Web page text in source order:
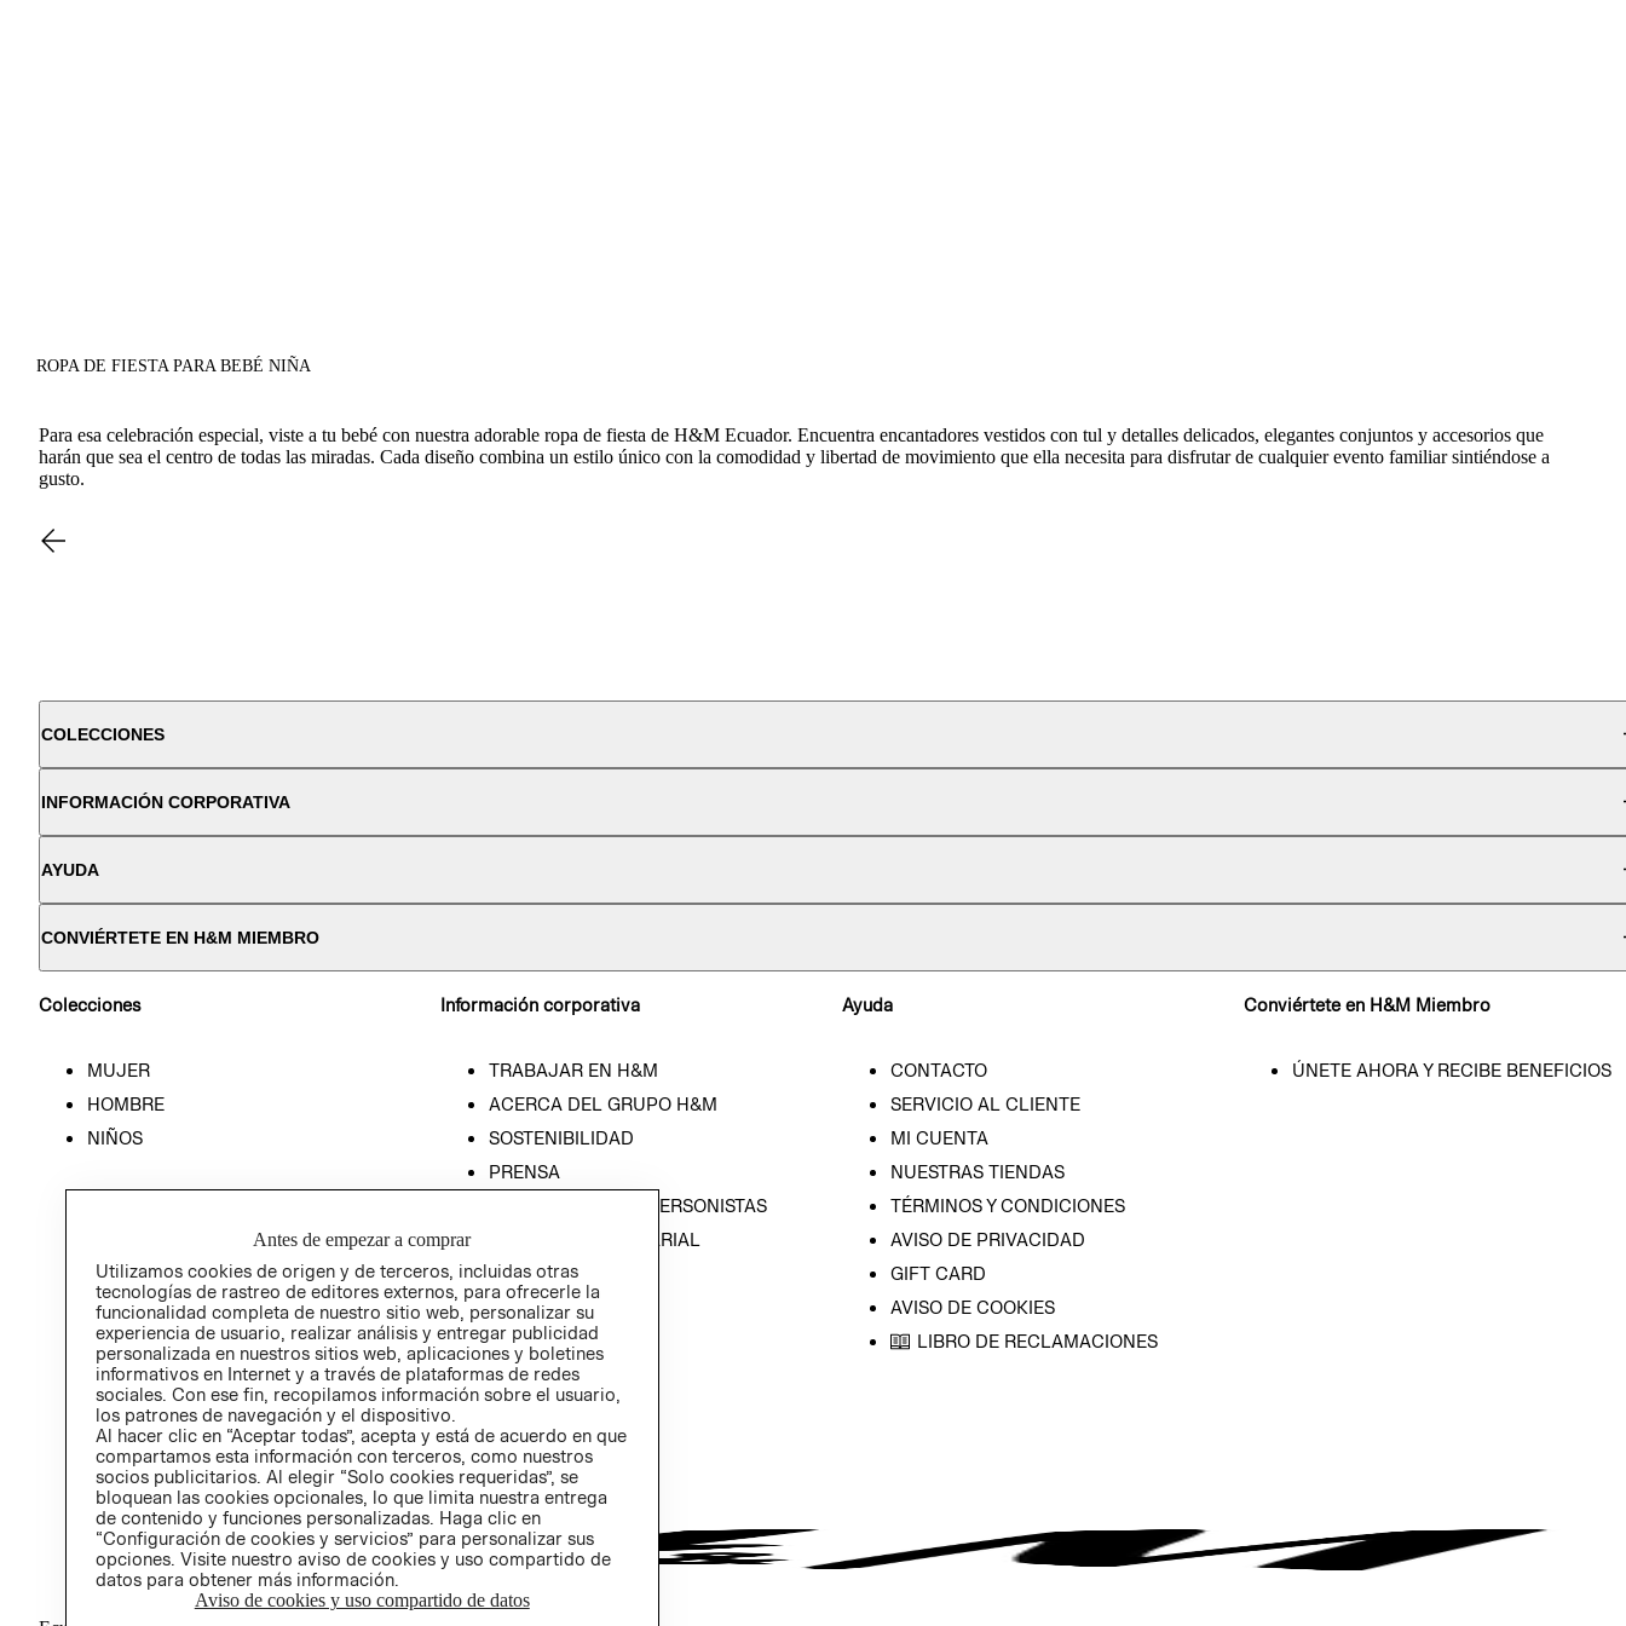
ROPA DE FIESTA PARA BEBÉ NIÑA
Para esa celebración especial, viste a tu bebé con nuestra adorable ropa de fiesta de H&M Ecuador. Encuentra encantadores vestidos con tul y detalles delicados, elegantes conjuntos y accesorios que
harán que sea el centro de todas las miradas. Cada diseño combina un estilo único con la comodidad y libertad de movimiento que ella necesita para disfrutar de cualquier evento familiar sintiéndose a
gusto.
COLECCIONES
INFORMACIÓN CORPORATIVA
AYUDA
CONVIÉRTETE EN H&M MIEMBRO
Colecciones
MUJER
HOMBRE
NIÑOS
Información corporativa
TRABAJAR EN H&M
ACERCA DEL GRUPO H&M
SOSTENIBILIDAD
PRENSA
RELACIÓN CON INVERSONISTAS
POLÍTICA EMPRESARIAL
Ayuda
CONTACTO
SERVICIO AL CLIENTE
MI CUENTA
NUESTRAS TIENDAS
TÉRMINOS Y CONDICIONES
AVISO DE PRIVACIDAD
GIFT CARD
AVISO DE COOKIES
LIBRO DE RECLAMACIONES
Conviértete en H&M Miembro
ÚNETE AHORA Y RECIBE BENEFICIOS
Antes de empezar a comprar
Utilizamos cookies de origen y de terceros, incluidas otras
tecnologías de rastreo de editores externos, para ofrecerle la
funcionalidad completa de nuestro sitio web, personalizar su
experiencia de usuario, realizar análisis y entregar publicidad
personalizada en nuestros sitios web, aplicaciones y boletines
informativos en Internet y a través de plataformas de redes
sociales. Con ese fin, recopilamos información sobre el usuario,
los patrones de navegación y el dispositivo.
Al hacer clic en “Aceptar todas”, acepta y está de acuerdo en que
compartamos esta información con terceros, como nuestros
socios publicitarios. Al elegir “Solo cookies requeridas”, se
bloquean las cookies opcionales, lo que limita nuestra entrega
de contenido y funciones personalizadas. Haga clic en
“Configuración de cookies y servicios” para personalizar sus
opciones. Visite nuestro aviso de cookies y uso compartido de
datos para obtener más información.
Aviso de cookies y uso compartido de datos